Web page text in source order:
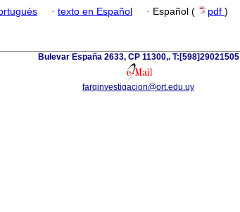
· texto en Español · Español ( pdf )
Bulevar España 2633, CP 11300,. T:[598]29021505
farqinvestigacion@ort.edu.uy